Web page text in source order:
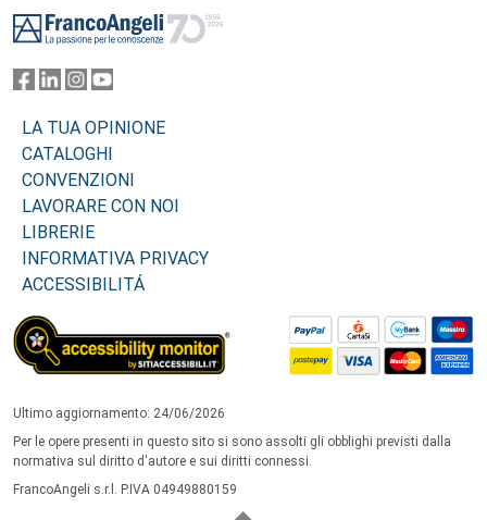
LA TUA OPINIONE
CATALOGHI
CONVENZIONI
LAVORARE CON NOI
LIBRERIE
INFORMATIVA PRIVACY
ACCESSIBILITÁ
Ultimo aggiornamento: 24/06/2026
Per le opere presenti in questo sito si sono assolti gli obblighi previsti dalla
normativa sul diritto d'autore e sui diritti connessi.
FrancoAngeli s.r.l. P.IVA 04949880159